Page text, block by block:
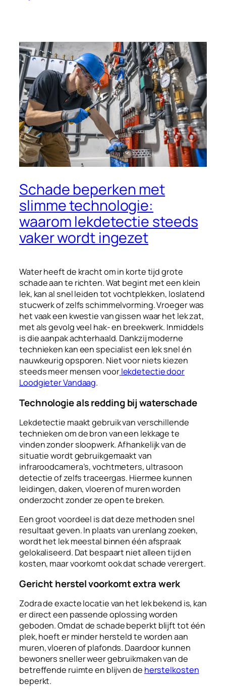
Schade beperken met
slimme technologie:
waarom lekdetectie steeds
vaker wordt ingezet
Water heeft de kracht om in korte tijd grote
schade aan te richten. Wat begint met een klein
lek, kan al snel leiden tot vochtplekken, loslatend
stucwerk of zelfs schimmelvorming. Vroeger was
het vaak een kwestie van gissen waar het lek zat,
met als gevolg veel hak- en breekwerk. Inmiddels
is die aanpak achterhaald. Dankzij moderne
technieken kan een specialist een lek snel én
nauwkeurig opsporen. Niet voor niets kiezen
steeds meer mensen voorlekdetectie door
Loodgieter Vandaag.
Technologie als redding bij waterschade
Lekdetectie maakt gebruik van verschillende
technieken om de bron van een lekkage te
vinden zonder sloopwerk. Afhankelijk van de
situatie wordt gebruikgemaakt van
infraroodcamera’s, vochtmeters, ultrasoon
detectie of zelfs traceergas. Hiermee kunnen
leidingen, daken, vloeren of muren worden
onderzocht zonder ze open te breken.
Een groot voordeel is dat deze methoden snel
resultaat geven. In plaats van urenlang zoeken,
wordt het lek meestal binnen één afspraak
gelokaliseerd. Dat bespaart niet alleen tijd en
kosten, maar voorkomt ook dat schade verergert.
Gericht herstel voorkomt extra werk
Zodra de exacte locatie van het lek bekend is, kan
er direct een passende oplossing worden
geboden. Omdat de schade beperkt blijft tot één
plek, hoeft er minder hersteld te worden aan
muren, vloeren of plafonds. Daardoor kunnen
bewoners sneller weer gebruikmaken van de
betreffende ruimte en blijven de herstelkosten
beperkt.